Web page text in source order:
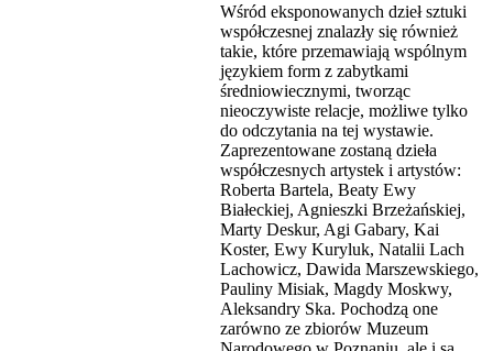
Wśród eksponowanych dzieł sztuki
współczesnej znalazły się również
takie, które przemawiają wspólnym
językiem form z zabytkami
średniowiecznymi, tworząc
nieoczywiste relacje, możliwe tylko
do odczytania na tej wystawie.
Zaprezentowane zostaną dzieła
współczesnych artystek i artystów:
Roberta Bartela, Beaty Ewy
Białeckiej, Agnieszki Brzeżańskiej,
Marty Deskur, Agi Gabary, Kai
Koster, Ewy Kuryluk, Natalii Lach
Lachowicz, Dawida Marszewskiego,
Pauliny Misiak, Magdy Moskwy,
Aleksandry Ska. Pochodzą one
zarówno ze zbiorów Muzeum